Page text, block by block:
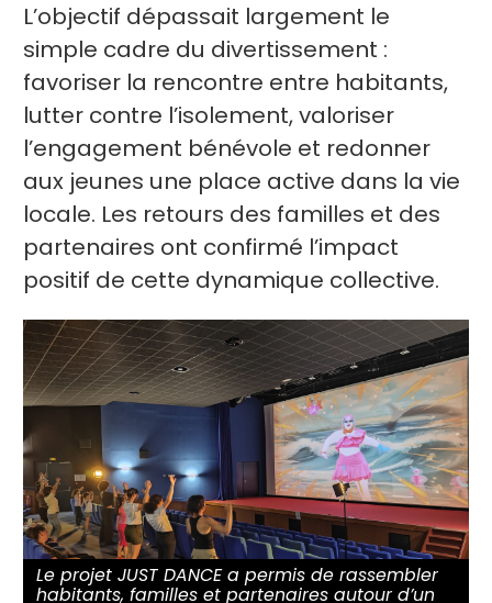
L’objectif dépassait largement le
simple cadre du divertissement :
favoriser la rencontre entre habitants,
lutter contre l’isolement, valoriser
l’engagement bénévole et redonner
aux jeunes une place active dans la vie
locale. Les retours des familles et des
partenaires ont confirmé l’impact
positif de cette dynamique collective.
Le projet JUST DANCE a permis de rassembler
habitants, familles et partenaires autour d’un